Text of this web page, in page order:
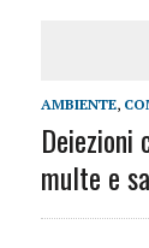
AMBIENTE,
Deiezioni
multe e